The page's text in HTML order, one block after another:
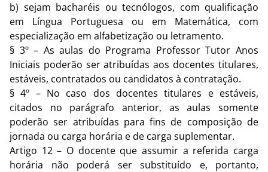
b) sejam bacharéis ou tecnólogos, com qualificação
em Língua Portuguesa ou em Matemática, com
especialização em alfabetização ou letramento.
§ 3º – As aulas do Programa Professor Tutor Anos
Iniciais poderão ser atribuídas aos docentes titulares,
estáveis, contratados ou candidatos à contratação.
§ 4º – No caso dos docentes titulares e estáveis,
citados no parágrafo anterior, as aulas somente
poderão ser atribuídas para fins de composição de
jornada ou carga horária e de carga suplementar.
Artigo 12 – O docente que assumir a referida carga
horária não poderá ser substituído e, portanto,